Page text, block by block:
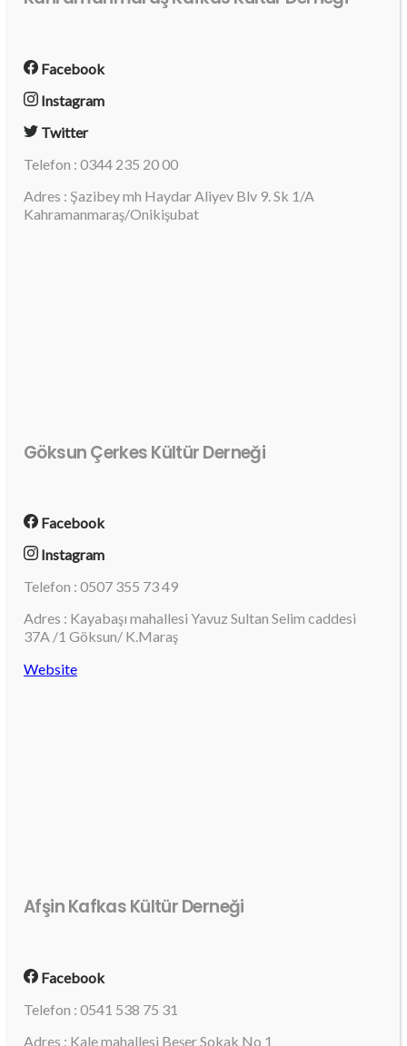
Facebook
Instagram
Twitter
Telefon : 0344 235 20 00
Adres : Şazibey mh Haydar Aliyev Blv 9. Sk 1/A
Kahramanmaraş/Onikişubat
Göksun Çerkes Kültür Derneği
Facebook
Instagram
Telefon : 0507 355 73 49
Adres : Kayabaşı mahallesi Yavuz Sultan Selim caddesi
37A /1 Göksun/ K.Maraş
Website
Afşin Kafkas Kültür Derneği
Facebook
Telefon : 0541 538 75 31
Adres : Kale mahallesi Beşer Sokak No 1